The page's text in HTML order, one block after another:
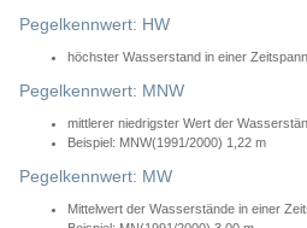
Pegelkennwert: HW
höchster Wasserstand in einer
Pegelkennwert: MNW
mittlerer niedrigster Wert der
Beispiel: MNW(1991/2000) 1,22 m
Pegelkennwert: MW
Mittelwert der Wasserstände in einer